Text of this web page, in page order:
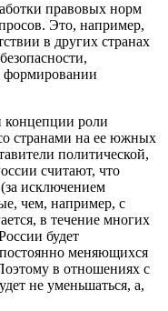
правовых норм
Это, например,
в других странах
формировании
концепции роли
странами на ее южных
политической,
считают, что
исключением
чем, например, с
в течение многих
будет
меняющихся
в отношениях с
не уменьшаться, а,